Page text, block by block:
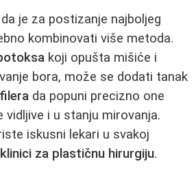
je za postizanje najboljeg
kombinovati više metoda.
koji opušta mišiće i
bora, može se dodati tanak
da popuni precizno one
vidljive i u stanju mirovanja.
iskusni lekari u svakoj
za plastičnu hirurgiju.